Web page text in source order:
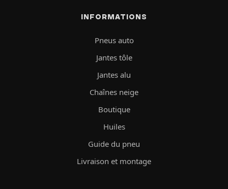
INFORMATIONS
Pneus auto
Jantes tôle
Jantes alu
Chaînes neige
Boutique
Huiles
Guide du pneu
Livraison et montage